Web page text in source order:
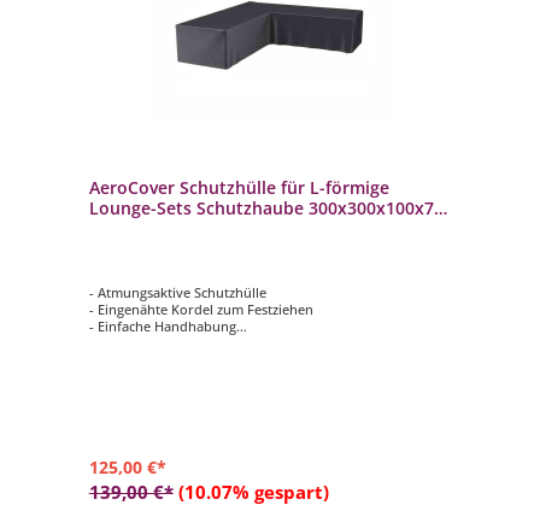
AeroCover Schutzhülle für L-förmige
Lounge-Sets Schutzhaube 300x300x100x70
- Atmungsaktive Schutzhülle
- Eingenähte Kordel zum Festziehen
- Einfache Handhabung
125,00 €*
139,00 €* (10.07% gespart)